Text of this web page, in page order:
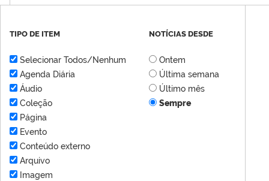
TIPO DE ITEM
Selecionar Todos/Nenhum
Agenda Diária
Áudio
Coleção
Página
Evento
Conteúdo externo
Arquivo
Imagem
NOTÍCIAS DESDE
Ontem
Última semana
Último mês
Sempre